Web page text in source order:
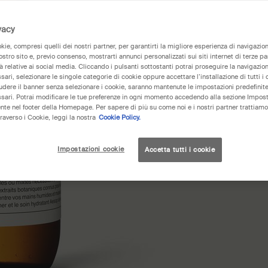
compresi quelli dei nostri partner, per garantirti la migliore esperienza di
sito e, previo consenso, mostrarti annunci personalizzati sui siti internet di terze
relative ai social media. Cliccando i pulsanti sottostanti potrai proseguire la
selezionare le singole categorie di cookie oppure accettare l’installazione di tutti i
il banner senza selezionare i cookie, saranno mantenute le impostazioni
Potrai modificare le tue preferenze in ogni momento accedendo alla sezione
nel footer della Homepage. Per sapere di più su come noi e i nostri partner
i Cookie, leggi la nostra Cookie Policy.
Impostazioni cookie Accetta tutti i cookie